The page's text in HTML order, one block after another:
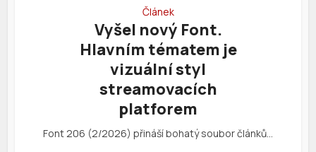
Článek
Vyšel nový Font.
Hlavním tématem je
vizuální styl
streamovacích
platforem
Font 206 (2/2026) přináší bohatý soubor článků…